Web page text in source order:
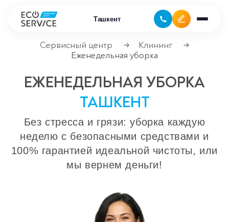
Ташкент
Ремонт крупно бытовой техники
Ремонт офисной техники
Сервисный центр → Клининг
→
Еженедельная уборка
ЕЖЕНЕДЕЛЬНАЯ УБОРКА
ТАШКЕНТ
Без стресса и грязи: уборка каждую
неделю с безопасными средствами и
100% гарантией идеальной чистоты, или
мы вернем деньги!